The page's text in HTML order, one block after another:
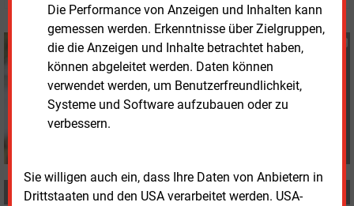
Die Performance von Anzeigen und Inhalten kann
gemessen werden. Erkenntnisse über Zielgruppen,
die die Anzeigen und Inhalte betrachtet haben,
können abgeleitet werden. Daten können
verwendet werden, um Benutzerfreundlichkeit,
Systeme und Software aufzubauen oder zu
verbessern.
Sie willigen auch ein, dass Ihre Daten von Anbietern in
Drittstaaten und den USA verarbeitet werden. USA-
Susanne Harmsen
+49 (0) 151 28207503
s.harmsen@energie-
und-management.de
MEHR ZUM THEMA